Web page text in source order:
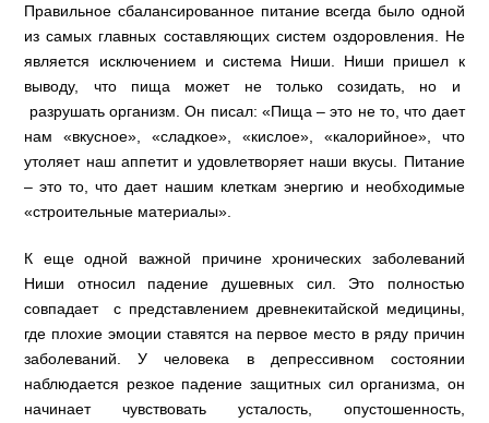
Правильное сбалансированное питание всегда было одной
из самых главных составляющих систем оздоровления. Не
является исключением и система Ниши. Ниши пришел к
выводу, что пища может не только созидать, но и
разрушать организм. Он писал: «Пища – это не то, что дает
нам «вкусное», «сладкое», «кислое», «калорийное», что
утоляет наш аппетит и удовлетворяет наши вкусы. Питание
– это то, что дает нашим клеткам энергию и необходимые
«строительные материалы».
К еще одной важной причине хронических заболеваний
Ниши относил падение душевных сил. Это полностью
совпадает с представлением древнекитайской медицины,
где плохие эмоции ставятся на первое место в ряду причин
заболеваний. У человека в депрессивном состоянии
наблюдается резкое падение защитных сил организма, он
начинает чувствовать усталость, опустошенность,